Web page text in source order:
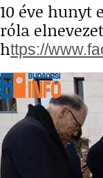
10 éve hunyt
róla
https://